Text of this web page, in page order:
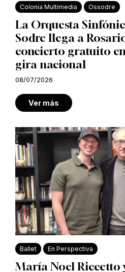
Colonia Multimedia Ossodre
La Orquesta
Sodre llega a
concierto gratuito
gira nacional
08/07/2026
Ver más
Ballet En Perspectiva
María Noel Riccetto